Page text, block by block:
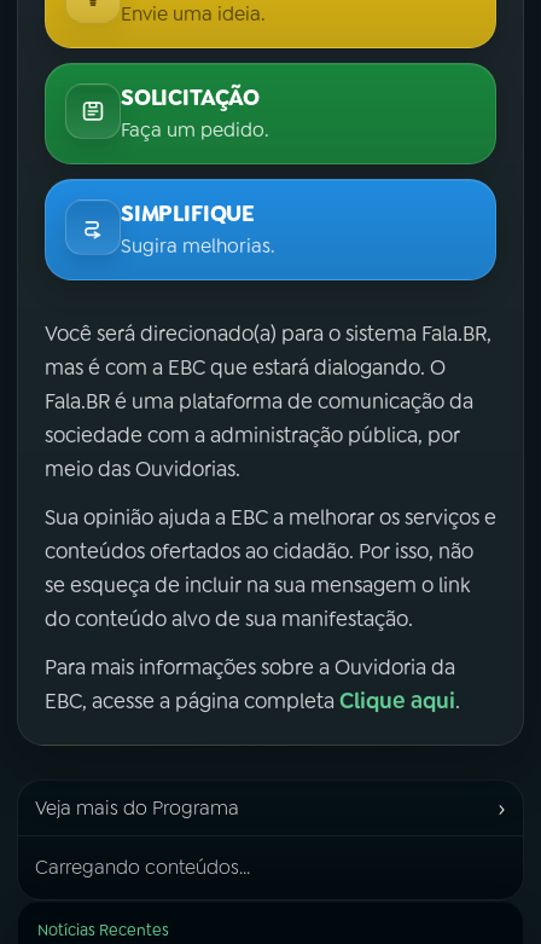
Envie uma ideia.
SOLICITAÇÃO
Faça um pedido.
SIMPLIFIQUE
Sugira melhorias.
Você será direcionado(a) para o sistema Fala.BR,
mas é com a EBC que estará dialogando. O
Fala.BR é uma plataforma de comunicação da
sociedade com a administração pública, por
meio das Ouvidorias.
Sua opinião ajuda a EBC a melhorar os serviços e
conteúdos ofertados ao cidadão. Por isso, não
se esqueça de incluir na sua mensagem o link
do conteúdo alvo de sua manifestação.
Para mais informações sobre a Ouvidoria da
EBC, acesse a página completa Clique aqui.
Veja mais do Programa ›
Carregando conteúdos...
Notícias Recentes